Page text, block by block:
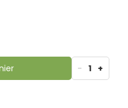
- 1 +